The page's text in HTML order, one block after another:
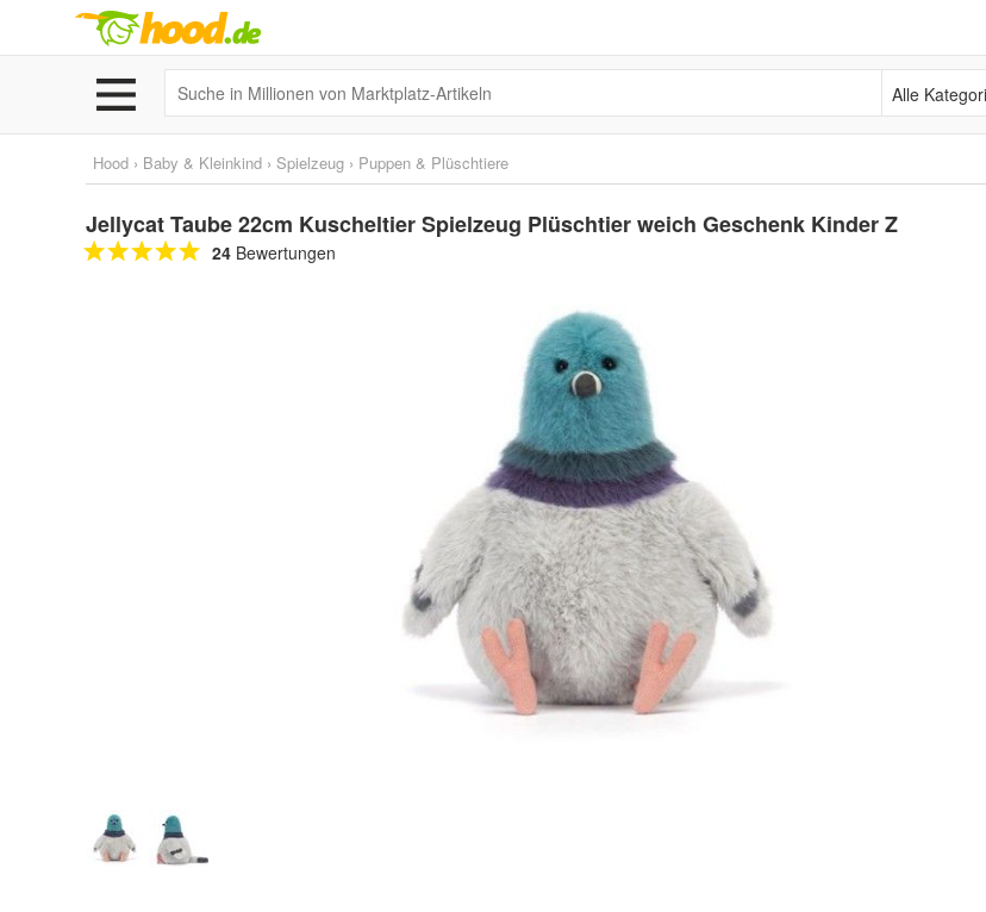
Alle Kategorien
Hood › Baby & Kleinkind › Spielzeug › Puppen & Plüschtiere
Jellycat Taube 22cm Kuscheltier Spielzeug Plüschtier weich Geschenk Kinder Z
24 Bewertungen